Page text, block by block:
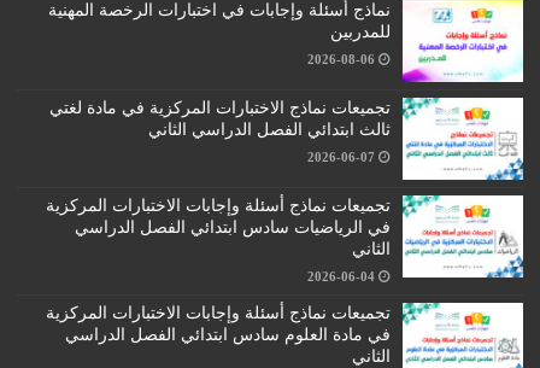
نماذج أسئلة وإجابات في اختبارات الرخصة المهنية
للمدربين
2026-08-06
تجميعات نماذج الاختبارات المركزية في مادة لغتي
ثالث ابتدائي الفصل الدراسي الثاني
2026-06-07
تجميعات نماذج أسئلة وإجابات الاختبارات المركزية
في الرياضيات سادس ابتدائي الفصل الدراسي
الثاني
2026-06-04
تجميعات نماذج أسئلة وإجابات الاختبارات المركزية
في مادة العلوم سادس ابتدائي الفصل الدراسي
الثاني